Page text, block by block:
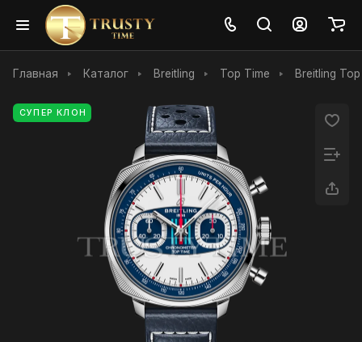
Главная Каталог Breitling Top Time Breitling Top
СУПЕР КЛОН